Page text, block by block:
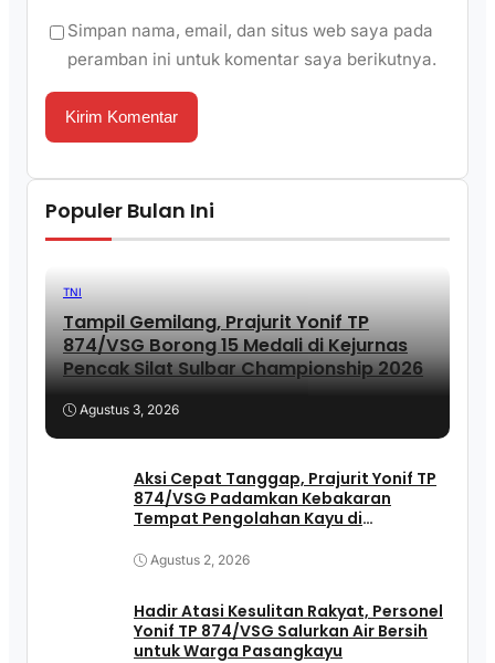
Simpan nama, email, dan situs web saya pada
peramban ini untuk komentar saya berikutnya.
Populer Bulan Ini
TNI
Tampil Gemilang, Prajurit Yonif TP
874/VSG Borong 15 Medali di Kejurnas
Pencak Silat Sulbar Championship 2026
Agustus 3, 2026
Aksi Cepat Tanggap, Prajurit Yonif TP
874/VSG Padamkan Kebakaran
Tempat Pengolahan Kayu di
Agustus 2, 2026
Hadir Atasi Kesulitan Rakyat, Personel
Yonif TP 874/VSG Salurkan Air Bersih
untuk Warga Pasangkayu